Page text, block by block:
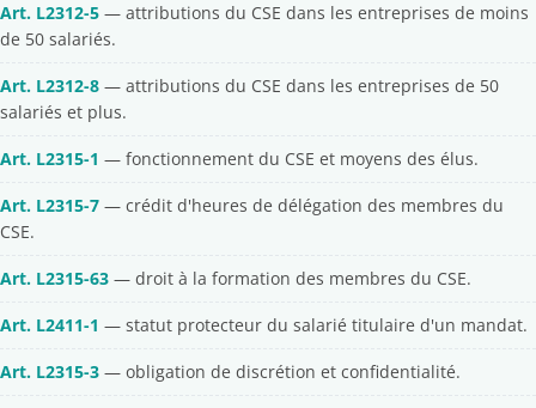
Art. L2312-5 — attributions du CSE dans les entreprises de moins
de 50 salariés.
Art. L2312-8 — attributions du CSE dans les entreprises de 50
salariés et plus.
Art. L2315-1 — fonctionnement du CSE et moyens des élus.
Art. L2315-7 — crédit d'heures de délégation des membres du
CSE.
Art. L2315-63 — droit à la formation des membres du CSE.
Art. L2411-1 — statut protecteur du salarié titulaire d'un mandat.
Art. L2315-3 — obligation de discrétion et confidentialité.